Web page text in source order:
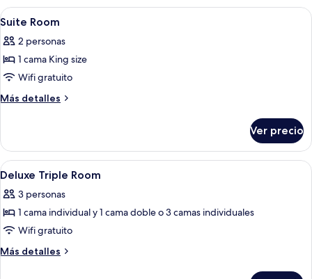
Deluxe
Abrir
todas
las
fotos
de
Suite
Minibar, caja de seguridad en la
4
Suite Room
2 personas
1 cama King size
Wifi gratuito
Más detalles
Más
Room
Ver precio
Abrir
todas
las
fotos
de
Deluxe
Habitación de hotel con cama,
6
Deluxe Triple Room
3 personas
1 cama individual y 1 cama doble o 3 camas individuales
Wifi gratuito
Más detalles
Más